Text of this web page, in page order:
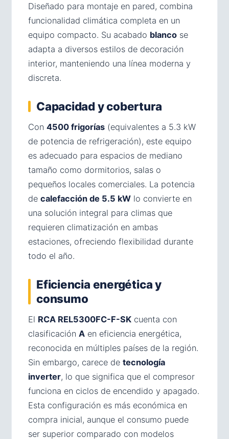
Diseñado para montaje en pared, combina
funcionalidad climática completa en un
equipo compacto. Su acabado blanco se
adapta a diversos estilos de decoración
interior, manteniendo una línea moderna y
discreta.
Capacidad y cobertura
Con 4500 frigorías (equivalentes a 5.3 kW
de potencia de refrigeración), este equipo
es adecuado para espacios de mediano
tamaño como dormitorios, salas o
pequeños locales comerciales. La potencia
de calefacción de 5.5 kW lo convierte en
una solución integral para climas que
requieren climatización en ambas
estaciones, ofreciendo flexibilidad durante
todo el año.
Eficiencia energética y
consumo
El RCA REL5300FC-F-SK cuenta con
clasificación A en eficiencia energética,
reconocida en múltiples países de la región.
Sin embargo, carece de tecnología
inverter, lo que significa que el compresor
funciona en ciclos de encendido y apagado.
Esta configuración es más económica en
compra inicial, aunque el consumo puede
ser superior comparado con modelos